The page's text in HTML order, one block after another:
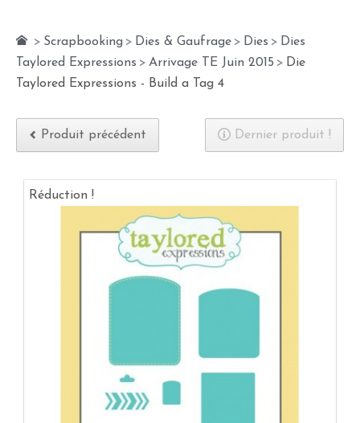
> Scrapbooking > Dies & Gaufrage > Dies > Dies
Taylored Expressions > Arrivage TE Juin 2015 > Die
Taylored Expressions - Build a Tag 4
Produit précédent Dernier produit !
Réduction !